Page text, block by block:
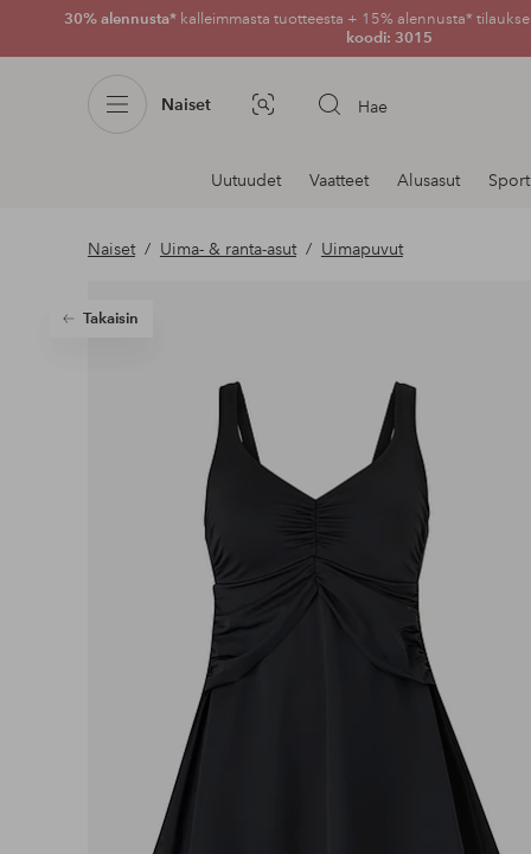
30% alennusta* kalleimmasta tuotteesta + 15% alennusta*
koodi: 3015
Naiset Kuvahaku Hae
Navigointi
osastoilla
Uutuudet Vaatteet Alusasut
Naiset Uima- & ranta-asut Uimapuvut
Takaisin